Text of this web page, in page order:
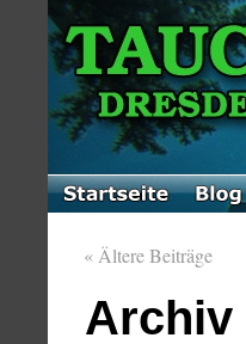
« Ältere Beiträge
Archiv